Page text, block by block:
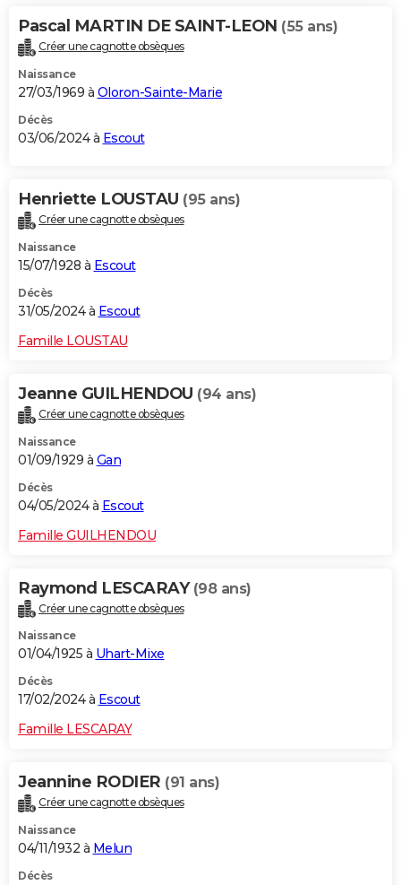
Carte de Noël
Carte Bonne année
Carte Saint-Valentin
Carte Pâques
Carte d'anniversaire
DICTIONNAIRE
Dictionnaire
Biographies
Citations
Expressions
Proverbes
PROGRAMME TV
S'inscrire
Se connecter
Lycées
Collèges
Primaires
Universités
Entreprises
Service militaire
Avis de recherche
AVIS DE DÉCÈS
Bricolage
Lifestyle
Culture
Sport
Auto
Television
Voyage
Cinema
Pascal MARTIN DE SAINT-LEON (55 ans)
Créer une cagnotte obsèques
Naissance
27/03/1969 à Oloron-Sainte-Marie
Décès
03/06/2024 à Escout
Henriette LOUSTAU (95 ans)
Créer une cagnotte obsèques
Naissance
15/07/1928 à Escout
Décès
31/05/2024 à Escout
Famille LOUSTAU
Jeanne GUILHENDOU (94 ans)
Créer une cagnotte obsèques
Naissance
01/09/1929 à Gan
Décès
04/05/2024 à Escout
Famille GUILHENDOU
Raymond LESCARAY (98 ans)
Créer une cagnotte obsèques
Naissance
01/04/1925 à Uhart-Mixe
Décès
17/02/2024 à Escout
Famille LESCARAY
Jeannine RODIER (91 ans)
Créer une cagnotte obsèques
Naissance
04/11/1932 à Melun
Décès